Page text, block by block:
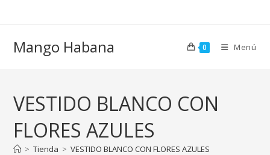
Mango Habana 0 Menú
VESTIDO BLANCO CON
FLORES AZULES
> Tienda > VESTIDO BLANCO CON FLORES AZULES